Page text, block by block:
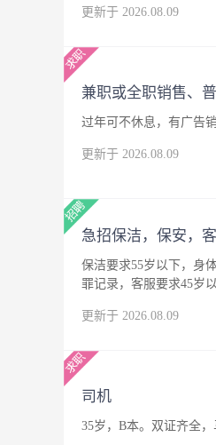
更新于 2026.08.09
兼职或全职销售、
过年可不休息，有广告
更新于 2026.08.09
急招保洁，保安，
保洁要求55岁以下，身
罪记录，客服要求45岁
更新于 2026.08.09
司机
35岁，B本。双证齐全